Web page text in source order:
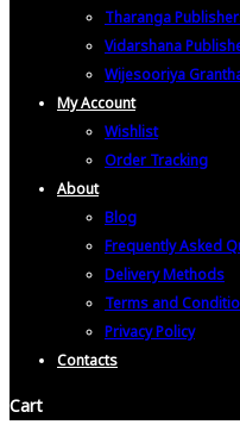
Tharanga
Vidarshana
Wijesooriya
My Account
Wishlist
Order Tracking
About
Blog
Frequently Asked
Delivery Methods
Terms and
Privacy Policy
Contacts
Cart